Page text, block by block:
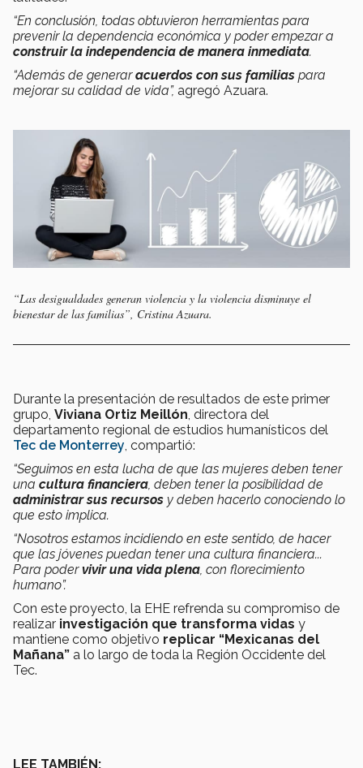
“En conclusión, todas obtuvieron herramientas para
prevenir la dependencia económica y poder empezar a
construir la independencia de manera inmediata.
“Además de generaracuerdos con sus familias para
mejorar su calidad de vida”, agregó Azuara.
“Las desigualdades generan violencia y la violencia disminuye el
bienestar de las familias”, Cristina Azuara.
Durante la presentación de resultados de este primer
grupo, Viviana Ortiz Meillón , directora del
departamento regional de estudios humanísticos del
Tec de Monterrey , compartió:
“Seguimos en esta lucha de que las mujeres deben tener
una cultura financiera , deben tener la posibilidad de
administrar sus recursos y deben hacerlo conociendo lo
que esto implica.
“Nosotros estamos incidiendo en este sentido, de hacer
que las jóvenes puedan tener una cultura financiera...
Para podervivir una vida plena , con florecimiento
humano”.
Con este proyecto, la EHE refrenda su compromiso de
realizar investigación que transforma vidas y
mantiene como objetivo replicar “Mexicanas del
Mañana” a lo largo de toda la Región Occidente del
Tec.
LEE TAMBIÉN: